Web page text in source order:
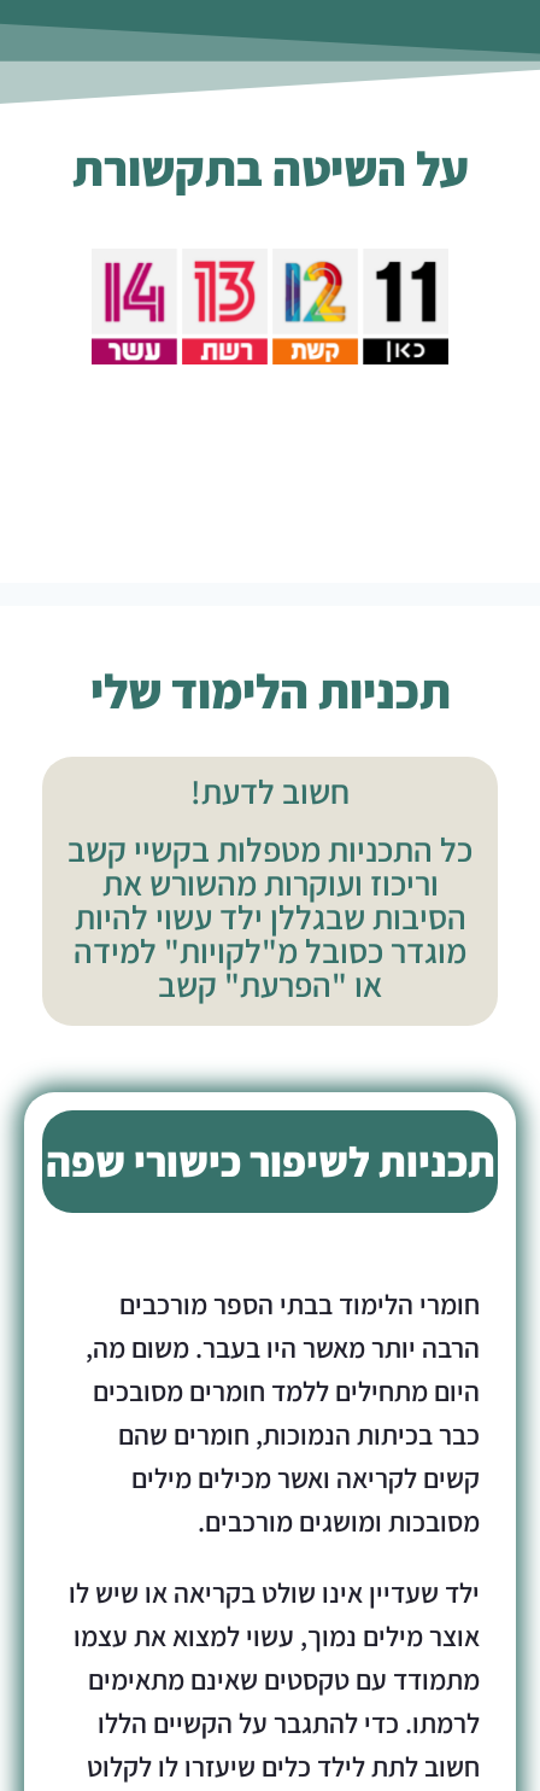
על השיטה בתקשורת
תכניות הלימוד שלי
חשוב לדעת!
כל התכניות מטפלות בקשיי קשב
וריכוז ועוקרות מהשורש את
הסיבות שבגללן ילד עשוי להיות
מוגדר כסובל מ"לקויות" למידה
או "הפרעת" קשב
תכניות לשיפור כישורי שפה
חומרי הלימוד בבתי הספר מורכבים
הרבה יותר מאשר היו בעבר. משום מה,
היום מתחילים ללמד חומרים מסובכים
כבר בכיתות הנמוכות, חומרים שהם
קשים לקריאה ואשר מכילים מילים
מסובכות ומושגים מורכבים.
ילד שעדיין אינו שולט בקריאה או שיש לו
אוצר מילים נמוך, עשוי למצוא את עצמו
מתמודד עם טקסטים שאינם מתאימים
לרמתו. כדי להתגבר על הקשיים הללו
חשוב לתת לילד כלים שיעזרו לו לקלוט